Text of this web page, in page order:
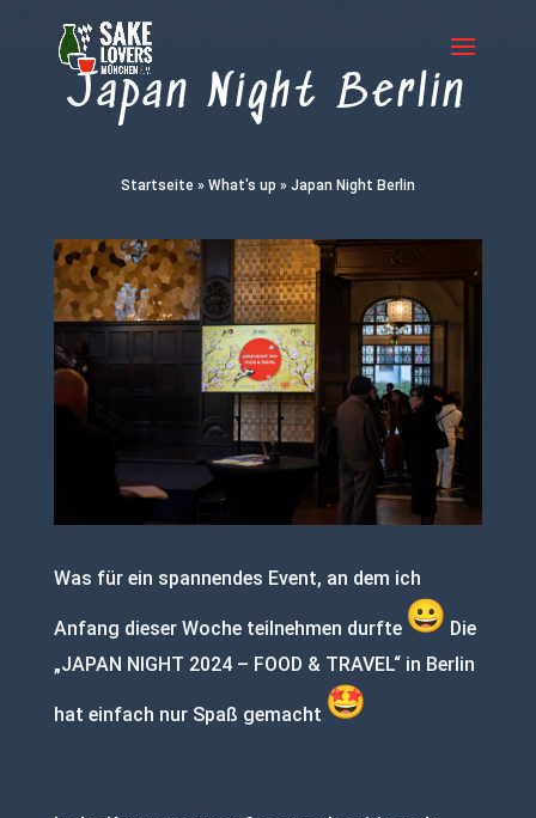
Japan Night Berlin
Startseite » What's up » Japan Night Berlin
Was für ein spannendes Event, an dem ich
Anfang dieser Woche teilnehmen durfte
Die
„JAPAN NIGHT 2024 – FOOD & TRAVEL“ in Berlin
hat einfach nur Spaß gemacht